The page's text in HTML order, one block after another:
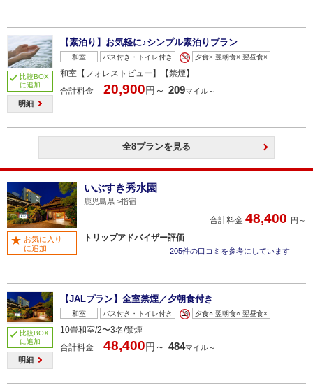
比較BOX
に追加
明細
【素泊り】お気軽に♪シンプル素泊りプラン
和室 バス付き・トイレ付き 夕食× 翌朝食× 翌昼食×
和室【フォレストビュー】【禁煙】
合計料金
20,900円～ 209マイル～
全8プランを見る
いぶすき秀水園
鹿児島県 指宿
合計料金 48,400 円～
トリップアドバイザー評価
205件の口コミを参考にしています
お気に入り
に追加
比較BOX
に追加
明細
【JALプラン】全室禁煙／夕朝食付き
和室 バス付き・トイレ付き 夕食○ 翌朝食○ 翌昼食×
10畳和室/2〜3名/禁煙
合計料金
48,400円～ 484マイル～